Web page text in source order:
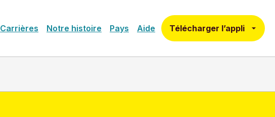
Carrières Notre histoire Pays Aide Télécharger l’appli